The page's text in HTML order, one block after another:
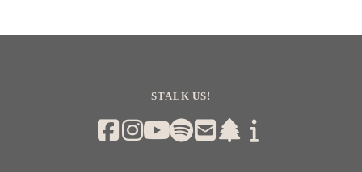
STALK US!